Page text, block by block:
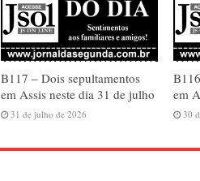
B117 – Dois sepultamentos
em Assis neste dia 31 de julho
31 de julho de 2026
em
30